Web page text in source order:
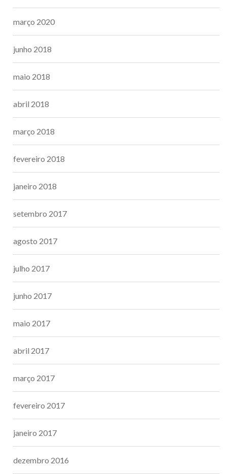
março 2020
junho 2018
maio 2018
abril 2018
março 2018
fevereiro 2018
janeiro 2018
setembro 2017
agosto 2017
julho 2017
junho 2017
maio 2017
abril 2017
março 2017
fevereiro 2017
janeiro 2017
dezembro 2016